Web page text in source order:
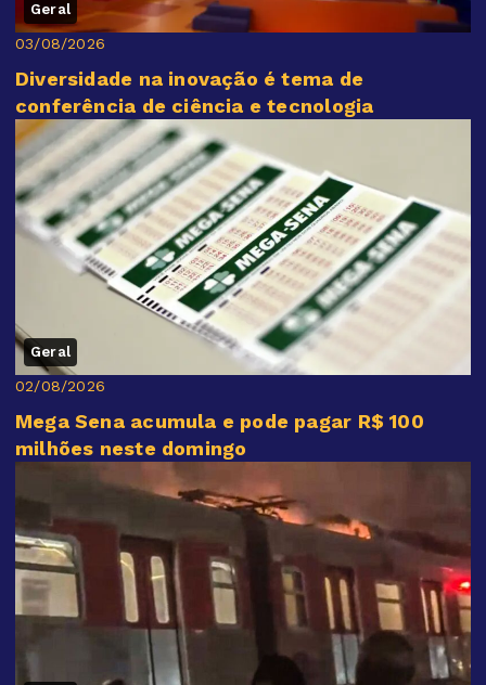
Geral
03/08/2026
Diversidade na inovação é tema de
conferência de ciência e tecnologia
Geral
02/08/2026
Mega Sena acumula e pode pagar R$ 100
milhões neste domingo